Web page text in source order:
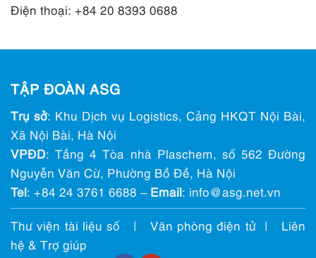
Điện thoại: +84 20 8393 0688
TẬP ĐOÀN ASG
Trụ sở: Khu Dịch vụ Logistics, Cảng HKQT Nội Bài,
Xã Nội Bài, Hà Nội
VPĐD: Tầng 4 Tòa nhà Plaschem, số 562 Đường
Nguyễn Văn Cừ, Phường Bồ Đề, Hà Nội
Tel: +84 24 3761 6688 – Email: info@ asg.net.vn
Thư viện tài liệu số | Văn phòng điện tử|
Liên
hệ & Trợ giúp